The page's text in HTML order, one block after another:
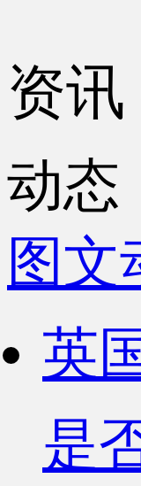
资讯
动态
图文
英
是